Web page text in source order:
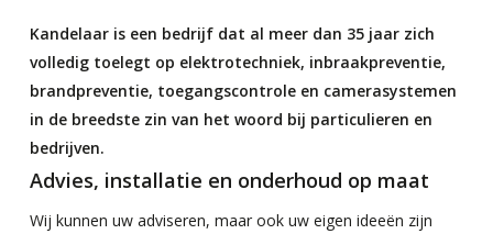
Kandelaar is een bedrijf dat al meer dan 35 jaar zich
volledig toelegt op elektrotechniek, inbraakpreventie,
brandpreventie, toegangscontrole en camerasystemen
in de breedste zin van het woord bij particulieren en
bedrijven.
Advies, installatie en onderhoud op maat
Wij kunnen uw adviseren, maar ook uw eigen ideeën zijn